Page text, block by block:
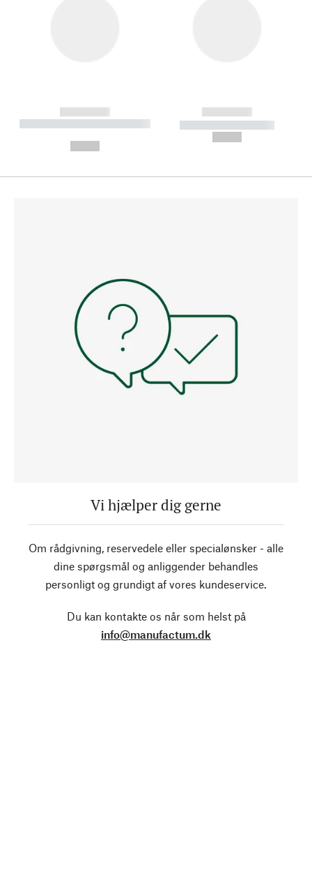
------------
----------- ----------- --------
------------
----------- -----------
Vi hjælper dig gerne
Om rådgivning, reservedele eller specialønsker - alle
dine spørgsmål og anliggender behandles
personligt og grundigt af vores kundeservice.
Du kan kontakte os når som helst på
info@manufactum.dk